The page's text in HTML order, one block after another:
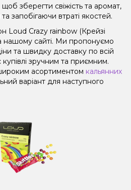
зберегти свіжість та аромат,
запобігаючи втраті якостей.
Loud Crazy rainbow (Крейзі
нашому сайті. Ми пропонуємо
та швидку доставку по всій
зручним та приємним.
асортиментом кальянних
варіант для наступного